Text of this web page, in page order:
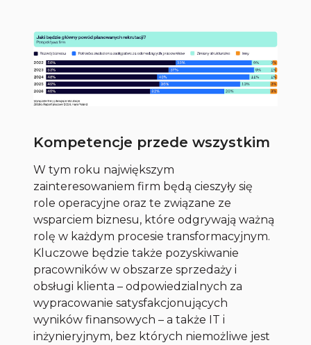
Kompetencje przede wszystkim
W tym roku największym
zainteresowaniem firm będą cieszyły się
role operacyjne oraz te związane ze
wsparciem biznesu, które odgrywają ważną
rolę w każdym procesie transformacyjnym.
Kluczowe będzie także pozyskiwanie
pracowników w obszarze sprzedaży i
obsługi klienta – odpowiedzialnych za
wypracowanie satysfakcjonujących
wyników finansowych – a także IT i
inżynieryjnym, bez których niemożliwe jest